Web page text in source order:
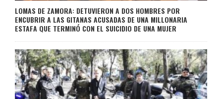
LOMAS DE ZAMORA: DETUVIERON A DOS HOMBRES POR
ENCUBRIR A LAS GITANAS ACUSADAS DE UNA MILLONARIA
ESTAFA QUE TERMINÓ CON EL SUICIDIO DE UNA MUJER